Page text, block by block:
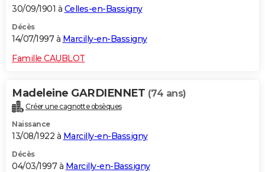
30/09/1901 à Celles-en-Bassigny
Décès
14/07/1997 à Marcilly-en-Bassigny
Famille CAUBLOT
Madeleine GARDIENNET (74 ans)
Créer une cagnotte obsèques
Naissance
13/08/1922 à Marcilly-en-Bassigny
Décès
04/03/1997 à Marcilly-en-Bassigny